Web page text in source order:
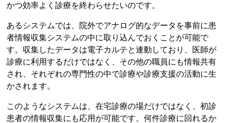
かつ効率よく診療を終わらせたいのです。
あるシステムでは、院外でアナログ的なデータを事前に患
者情報収集システムの中に取り込んでおくことが可能で
す。収集したデータは電子カルテと連動しており、医師が
診療に利用するだけではなく、その他の職員にも情報共有
され、それぞれの専門性の中で診療や診療支援の活動に生
かされます。
このようなシステムは、在宅診療の場だけではなく、初診
患者の情報収集にも応用が可能です。何件診療に回れるか